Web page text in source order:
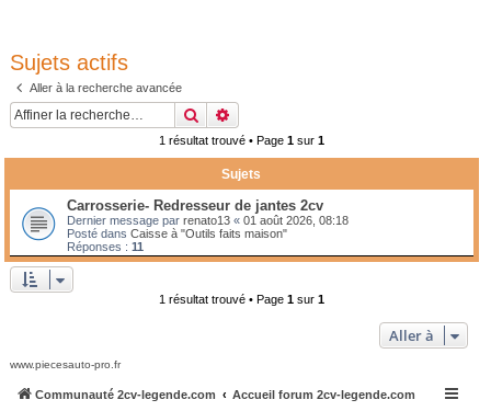
Sujets actifs
Aller à la recherche avancée
Rechercher
1 résultat trouvé • Page 1sur 1
Sujets
Carrosserie- Redresseur de jantes 2cv
Dernier message par renato13 « 01 août 2026, 08:18
Posté dans Caisse à "Outils faits maison"
Réponses : 11
1 résultat trouvé • Page 1sur 1
Aller à
www.piecesauto-pro.fr
Communauté 2cv-legende.com Accueil forum 2cv-legende.com